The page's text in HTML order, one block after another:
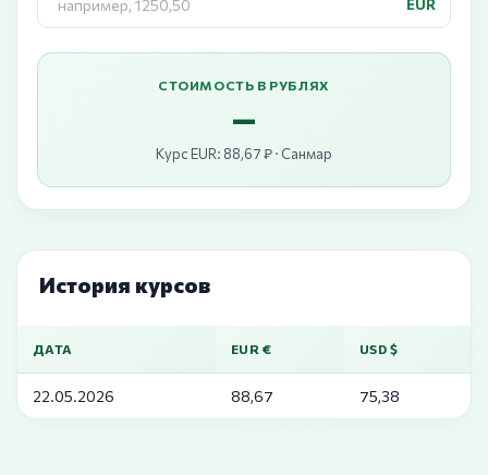
EUR
СТОИМОСТЬ В РУБЛЯХ
—
Курс EUR: 88,67 ₽ · Санмар
История курсов
ДАТА EUR € USD $
22.05.2026 88,67 75,38